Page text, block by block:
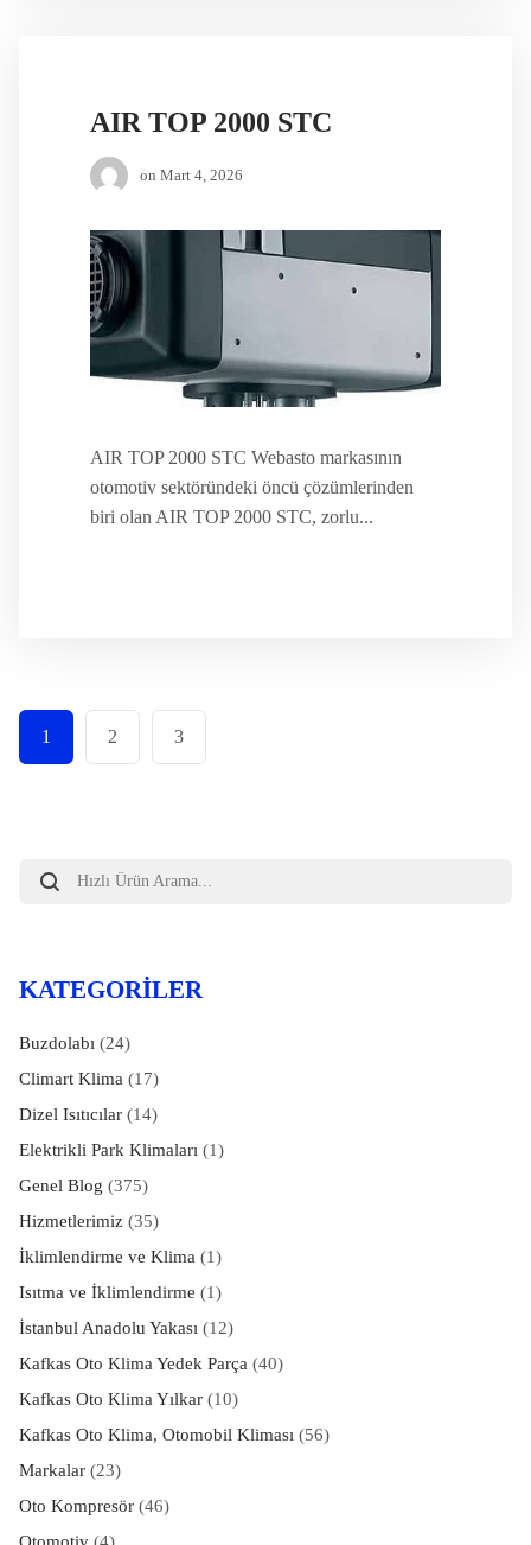
AIR TOP 2000 STC
on Mart 4, 2026
AIR TOP 2000 STC Webasto markasının
otomotiv sektöründeki öncü çözümlerinden
biri olan AIR TOP 2000 STC, zorlu...
1 2 3
search
KATEGORILER
Buzdolabı (24)
Climart Klima (17)
Dizel Isıtıcılar(14)
Elektrikli Park Klimaları (1)
Genel Blog (375)
Hizmetlerimiz(35)
İklimlendirme ve Klima (1)
Isıtma ve İklimlendirme (1)
İstanbul Anadolu Yakası (12)
Kafkas Oto Klima Yedek Parça (40)
Kafkas Oto Klima Yılkar(10)
Kafkas Oto Klima, Otomobil Kliması (56)
Markalar(23)
Oto Kompresör(46)
Otomotiv(4)